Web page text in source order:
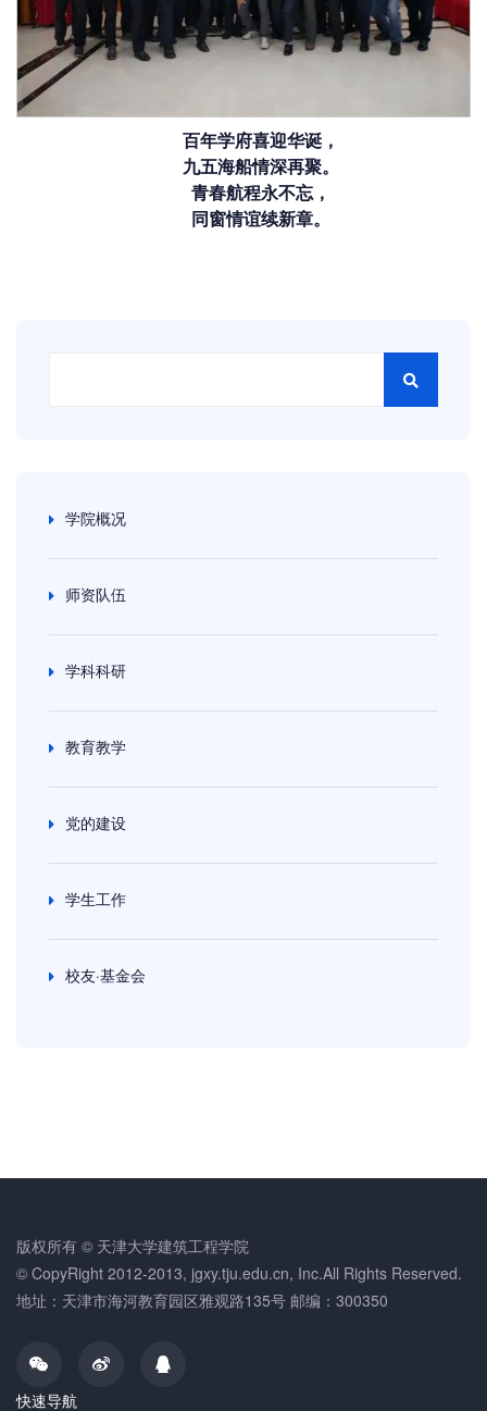
学院概况
师资队伍
学科科研
教育教学
党的建设
学生工作
校友·基金会
百年学府喜迎华诞，
九五海船情深再聚。
青春航程永不忘，
同窗情谊续新章。
版权所有 © 天津大学建筑工程学院
© CopyRight 2012-2013, jgxy.tju.edu.cn, Inc.All Rights Reserved.
地址：天津市海河教育园区雅观路135号 邮编：300350
快速导航